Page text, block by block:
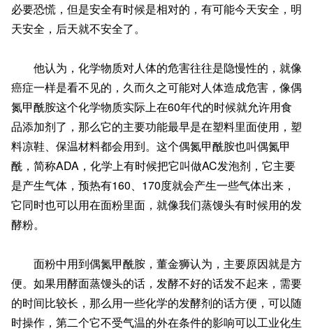
必要恐慌，但是安全有时候是相对的，有可能今天安全，明
天安全，后天就不安全了。
他认为，化学物质对人体的危害往往是隐慢性的，就像
癌症一样是看不见的，久而久之可能对人体造成危害，像偶
氮甲酰胺这个化学物质实际上在60年代的时候就允许用食
品添加剂了，那么它的主要功能最早是在塑料里面使用，塑
料凉鞋、保温材料都会用到。这个偶氮甲酰胺也叫偶氮甲
酰，简称ADA，化学上有时候把它叫做AC发泡剂，它主要
是产生气体，预热有160、170度就会产生一些气体出来，
它同时也可以用在面粉里面，就像我们蒸馒头有时候用的发
酵粉。
面粉中用到偶氮甲酰胺，董金狮认为，主要原因就是方
便。如果用酵面蒸馒头的话，发酵不好的话发不起来，需要
的时间比较长，那么用一些化学的发酵剂的话方便，可以随
时操作，第二个它不受气温的外在条件的影响可以工业化生